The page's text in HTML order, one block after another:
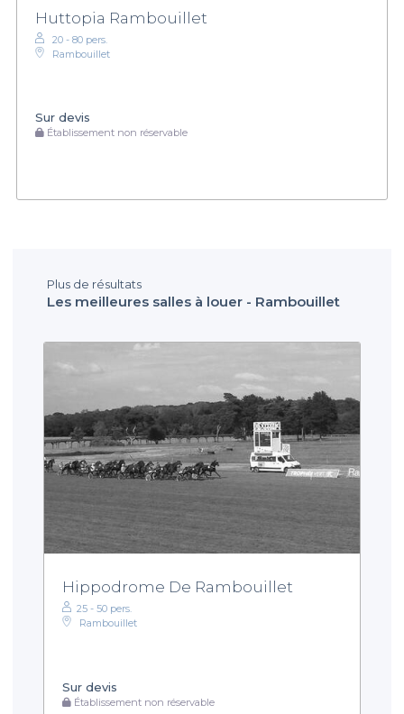
Huttopia Rambouillet
20 - 80 pers.
Rambouillet
Sur devis
Établissement non réservable
Plus de résultats
Les meilleures salles à louer - Rambouillet
Hippodrome De Rambouillet
25 - 50 pers.
Rambouillet
Sur devis
Établissement non réservable